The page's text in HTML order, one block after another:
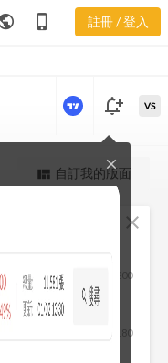
phone_iphone 註冊 / 登入
價量圖表
notification_add
close
VS
view_quilt 自訂我的版面
close
180
200